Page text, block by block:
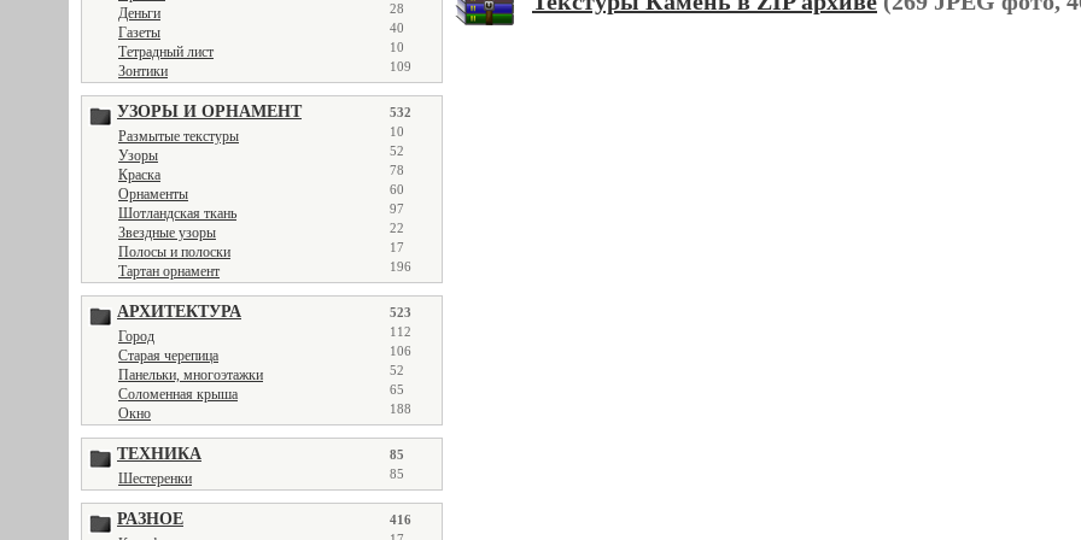
Деньги 28
Газеты 40
Тетрадный лист 10
Зонтики 109
УЗОРЫ И ОРНАМЕНТ 532
Размытые текстуры 10
Узоры 52
Краска 78
Орнаменты 60
Шотландская ткань 97
Звездные узоры 22
Полосы и полоски 17
Тартан орнамент 196
АРХИТЕКТУРА 523
Город 112
Старая черепица 106
Панельки, многоэтажки 52
Соломенная крыша 65
Окно 188
ТЕХНИКА 85
Шестеренки 85
РАЗНОЕ 416